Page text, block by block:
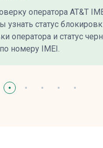
оператора AT&T
узнать статус
оператора и статус
номеру IMEI.